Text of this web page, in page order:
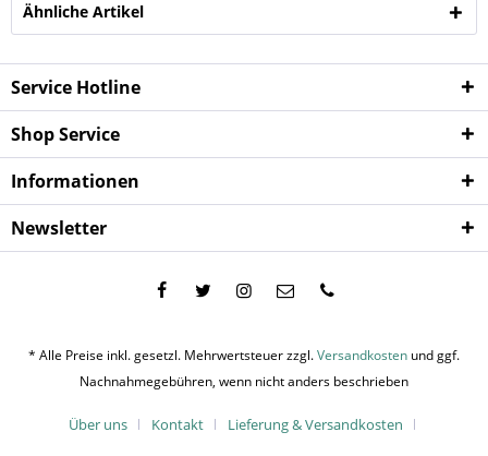
Ähnliche Artikel
Service Hotline
Shop Service
Informationen
Newsletter
* Alle Preise inkl. gesetzl. Mehrwertsteuer zzgl.Versandkosten und ggf.
Nachnahmegebühren, wenn nicht anders beschrieben
Über uns Kontakt
Lieferung & Versandkosten